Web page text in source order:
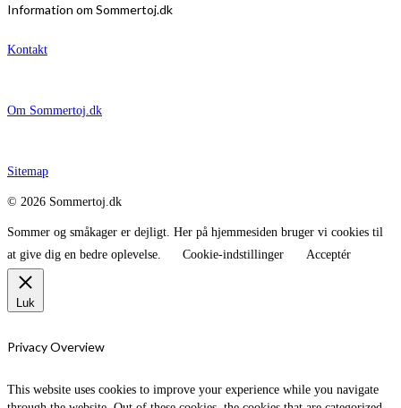
Information om Sommertoj.dk
Kontakt
Om Sommertoj.dk
Sitemap
© 2026 Sommertoj.dk
Sommer og småkager er dejligt. Her på hjemmesiden bruger vi cookies til
at give dig en bedre oplevelse.
Cookie-indstillinger Acceptér
Luk
Privacy Overview
This website uses cookies to improve your experience while you navigate